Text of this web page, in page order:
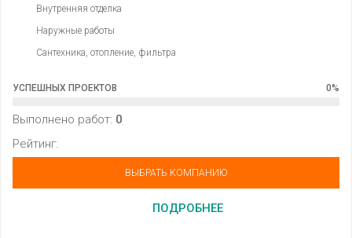
Внутренняя отделка
Наружные работы
Сантехника, отопление, фильтра
УСПЕШНЫХ ПРОЕКТОВ 0%
Выполнено работ: 0
Рейтинг:
ВЫБРАТЬ КОМПАНИЮ
ПОДРОБНЕЕ